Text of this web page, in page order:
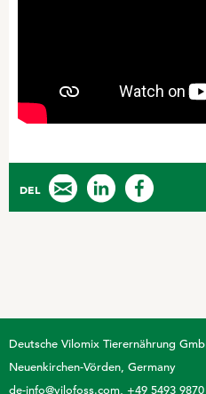
Торговые продукты
Адсорбенты микотоксинов
Лошади
DEL
Deutsche Vilomix Tierernährung
Neuenkirchen-Vörden, Germany
de-info@vilofoss.com +49 5493